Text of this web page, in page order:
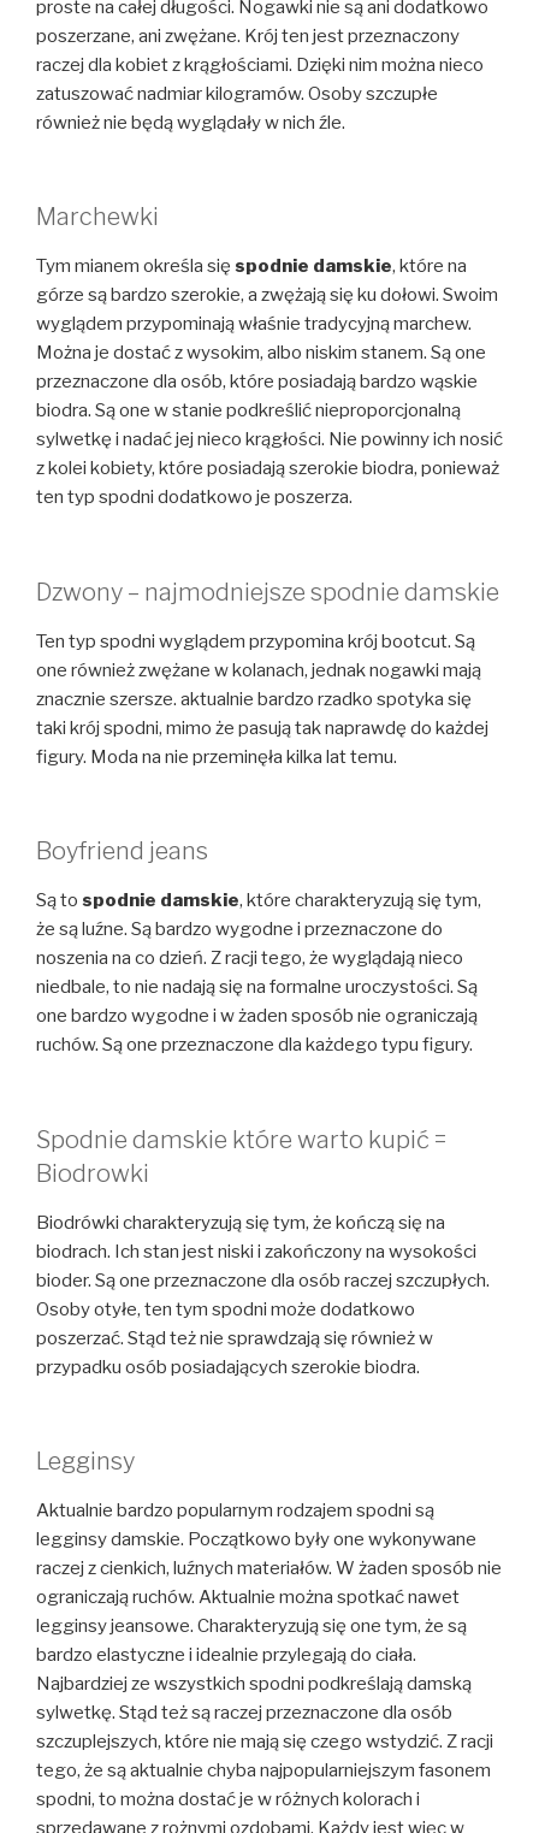
proste na całej długości. Nogawki nie są ani dodatkowo
poszerzane, ani zwężane. Krój ten jest przeznaczony
raczej dla kobiet z krągłościami. Dzięki nim można nieco
zatuszować nadmiar kilogramów. Osoby szczupłe
również nie będą wyglądały w nich źle.
Marchewki
Tym mianem określa się spodnie damskie, które na
górze są bardzo szerokie, a zwężają się ku dołowi. Swoim
wyglądem przypominają właśnie tradycyjną marchew.
Można je dostać z wysokim, albo niskim stanem. Są one
przeznaczone dla osób, które posiadają bardzo wąskie
biodra. Są one w stanie podkreślić nieproporcjonalną
sylwetkę i nadać jej nieco krągłości. Nie powinny ich nosić
z kolei kobiety, które posiadają szerokie biodra, ponieważ
ten typ spodni dodatkowo je poszerza.
Dzwony – najmodniejsze spodnie damskie
Ten typ spodni wyglądem przypomina krój bootcut. Są
one również zwężane w kolanach, jednak nogawki mają
znacznie szersze. aktualnie bardzo rzadko spotyka się
taki krój spodni, mimo że pasują tak naprawdę do każdej
figury. Moda na nie przeminęła kilka lat temu.
Boyfriend jeans
Są to spodnie damskie, które charakteryzują się tym,
że są luźne. Są bardzo wygodne i przeznaczone do
noszenia na co dzień. Z racji tego, że wyglądają nieco
niedbale, to nie nadają się na formalne uroczystości. Są
one bardzo wygodne i w żaden sposób nie ograniczają
ruchów. Są one przeznaczone dla każdego typu figury.
Spodnie damskie które warto kupić =
Biodrowki
Biodrówki charakteryzują się tym, że kończą się na
biodrach. Ich stan jest niski i zakończony na wysokości
bioder. Są one przeznaczone dla osób raczej szczupłych.
Osoby otyłe, ten tym spodni może dodatkowo
poszerzać. Stąd też nie sprawdzają się również w
przypadku osób posiadających szerokie biodra.
Legginsy
Aktualnie bardzo popularnym rodzajem spodni są
legginsy damskie. Początkowo były one wykonywane
raczej z cienkich, luźnych materiałów. W żaden sposób nie
ograniczają ruchów. Aktualnie można spotkać nawet
legginsy jeansowe. Charakteryzują się one tym, że są
bardzo elastyczne i idealnie przylegają do ciała.
Najbardziej ze wszystkich spodni podkreślają damską
sylwetkę. Stąd też są raczej przeznaczone dla osób
szczuplejszych, które nie mają się czego wstydzić. Z racji
tego, że są aktualnie chyba najpopularniejszym fasonem
spodni, to można dostać je w różnych kolorach i
sprzedawane z rożnymi ozdobami. Każdy jest więc w